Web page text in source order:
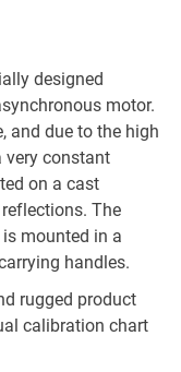
designed
motor.
and due to the high
very constant
on a cast
The
mounted in a
handles.
rugged product
calibration chart